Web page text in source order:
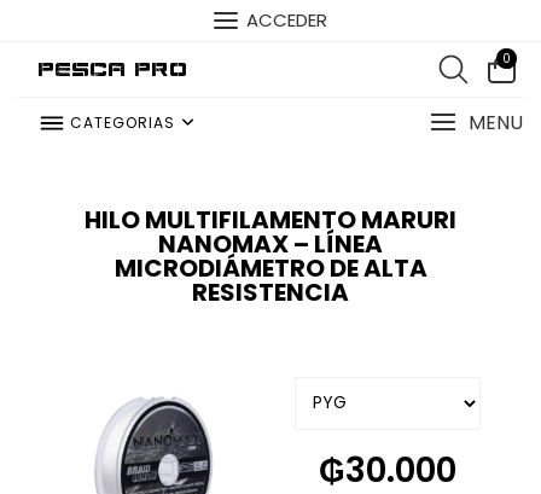
ACCEDER
Pesca Pro 0
CATEGORIAS MENU
HILO MULTIFILAMENTO MARURI
NANOMAX – LÍNEA
MICRODIÁMETRO DE ALTA
RESISTENCIA
₲30.000